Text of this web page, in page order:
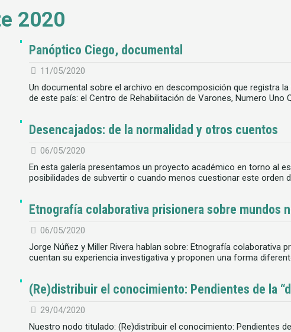
2020
Panóptico Ciego, documental
11/05/2020
Un documental sobre el archivo en descomposición que registra
de este país: el Centro de Rehabilitación de Varones, Numero Uno
Desencajados: de la normalidad y otros cuentos
06/05/2020
En esta galería presentamos un proyecto académico en torno al
posibilidades de subvertir o cuando menos cuestionar este orden
Etnografía colaborativa prisionera sobre mundos
06/05/2020
Jorge Núñez y Miller Rivera hablan sobre: Etnografía colaborativa
cuentan su experiencia investigativa y proponen una forma
(Re)distribuir el conocimiento: Pendientes de la
29/04/2020
Nuestro nodo titulado: (Re)distribuir el conocimiento: Pendientes